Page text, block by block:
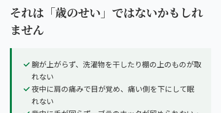
それは「歳のせい」ではないかもしれ
ません
腕が上がらず、洗濯物を干したり棚の上のものが取
れない
夜中に肩の痛みで目が覚め、痛い側を下にして眠
れない